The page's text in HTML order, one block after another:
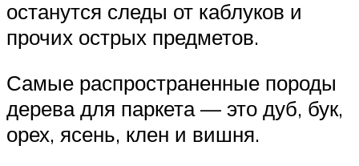
останутся следы от каблуков и
прочих острых предметов.
Самые распространенные породы
дерева для паркета — это дуб, бук,
орех, ясень, клен и вишня.